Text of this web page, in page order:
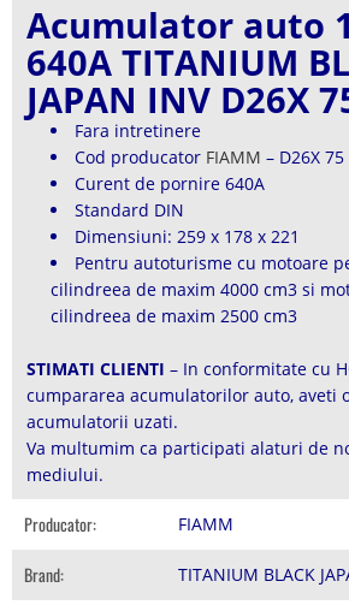
Acumulator auto
640A TITANIUM
JAPAN INV D26X
Fara intretinere
Cod producator FIAMM – D26X 75
Curent de pornire 640A
Standard DIN
Dimensiuni: 259 x 178 x 221
Pentru autoturisme cu motoare
cilindreea de maxim 4000 cm3 si
cilindreea de maxim 2500 cm3
STIMATI CLIENTI – In conformitate cu
cumpararea acumulatorilor auto, aveti
acumulatorii uzati.
Va multumim ca participati alaturi de
mediului.
Producator: FIAMM
Brand: TITANIUM BLACK